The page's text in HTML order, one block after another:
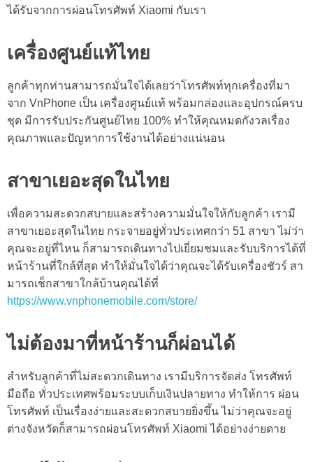
ได้รับจากการผ่อนโทรศัพท์ Xiaomi กับเรา
เครื่องศูนย์แท้ไทย
ลูกค้าทุกท่านสามารถมั่นใจได้เลยว่าโทรศัพท์ทุกเครื่องที่มา
จาก VnPhone เป็น เครื่องศูนย์แท้ พร้อมกล่องและอุปกรณ์ครบ
ชุด มีการรับประกันศูนย์ไทย 100% ทำให้คุณหมดกังวลเรื่อง
คุณภาพและปัญหาการใช้งานได้อย่างแน่นอน
สาขาเยอะสุดในไทย
เพื่อความสะดวกสบายและสร้างความมั่นใจให้กับลูกค้า เรามี
สาขาเยอะสุดในไทย กระจายอยู่ทั่วประเทศกว่า 51 สาขา ไม่ว่า
คุณจะอยู่ที่ไหน ก็สามารถเดินทางไปเยี่ยมชมและรับบริการได้ที่
หน้าร้านที่ใกล้ที่สุด ทำให้มั่นใจได้ว่าคุณจะได้รับเครื่องชัวร์ สา
มารถเช็กสาขาใกล้บ้านคุณได้ที่
https://www.vnphonemobile.com/store/
ไม่ต้องมาที่หน้าร้านก็ผ่อนได้
สำหรับลูกค้าที่ไม่สะดวกเดินทาง เรามีบริการจัดส่ง โทรศัพท์
มือถือ ทั่วประเทศพร้อมระบบเก็บเงินปลายทาง ทำให้การ ผ่อน
โทรศัพท์ เป็นเรื่องง่ายและสะดวกสบายยิ่งขึ้น ไม่ว่าคุณจะอยู่
ต่างจังหวัดก็สามารถผ่อนโทรศัพท์ Xiaomi ได้อย่างง่ายดาย